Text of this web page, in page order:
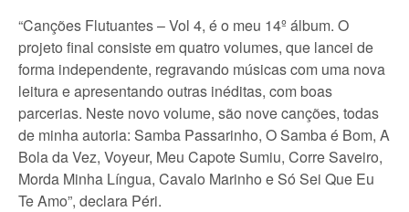
“Canções Flutuantes – Vol 4, é o meu 14º álbum. O
projeto final consiste em quatro volumes, que lancei de
forma independente, regravando músicas com uma nova
leitura e apresentando outras inéditas, com boas
parcerias. Neste novo volume, são nove canções, todas
de minha autoria: Samba Passarinho, O Samba é Bom, A
Bola da Vez, Voyeur, Meu Capote Sumiu, Corre Saveiro,
Morda Minha Língua, Cavalo Marinho e Só Sei Que Eu
Te Amo”, declara Péri.